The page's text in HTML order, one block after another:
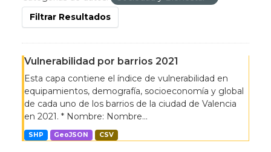
Filtrar Resultados
Vulnerabilidad por barrios 2021
Esta capa contiene el índice de vulnerabilidad en
equipamientos, demografía, socioeconomía y global
de cada uno de los barrios de la ciudad de Valencia
en 2021. * Nombre: Nombre...
SHP GeoJSON CSV